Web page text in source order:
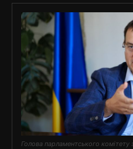
Голова парламентського комітету